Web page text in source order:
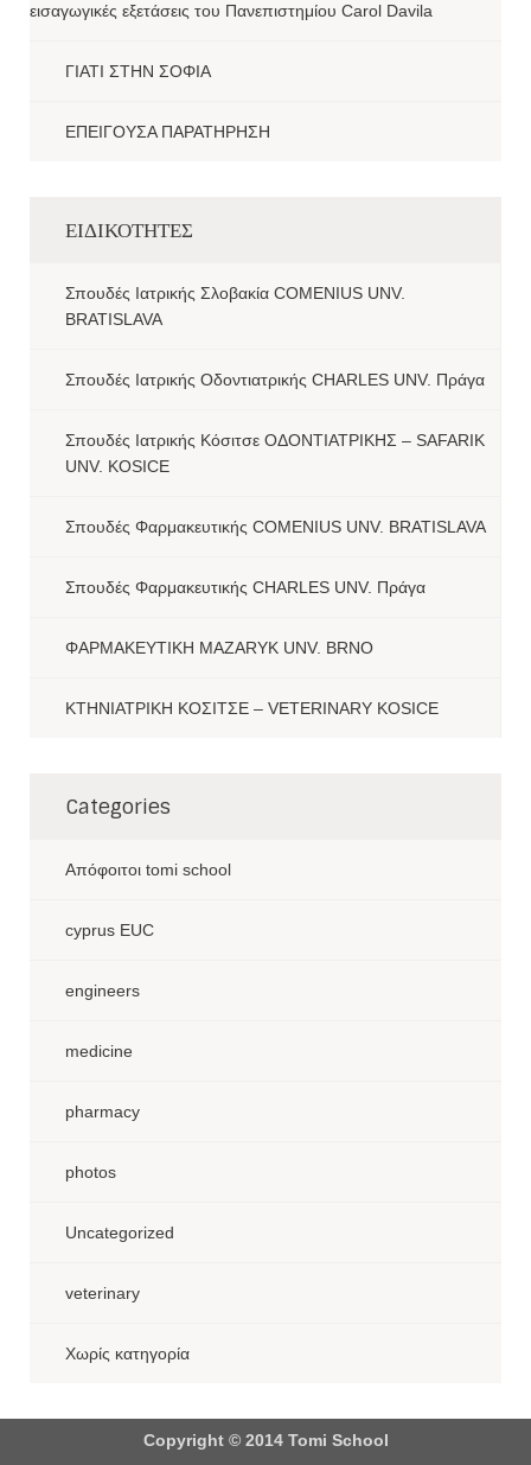
εισαγωγικές εξετάσεις του Πανεπιστημίου Carol Davila
ΓΙΑΤΙ ΣΤΗΝ ΣΟΦΙΑ
ΕΠΕΙΓΟΥΣΑ ΠΑΡΑΤΗΡΗΣΗ
ΕΙΔΙΚΟΤΗΤΕΣ
Σπουδές Ιατρικής Σλοβακία COMENIUS UNV.
BRATISLAVA
Σπουδές Ιατρικής Οδοντιατρικής CHARLES UNV. Πράγα
Σπουδές Ιατρικής Κόσιτσε ΟΔΟΝΤΙΑΤΡΙΚΗΣ – SAFARIK
UNV. KOSICE
Σπουδές Φαρμακευτικής COMENIUS UNV. BRATISLAVA
Σπουδές Φαρμακευτικής CHARLES UNV. Πράγα
ΦΑΡΜΑΚΕΥΤΙΚΗ MAZARYK UNV. BRNO
ΚΤΗΝΙΑΤΡΙΚΗ ΚΟΣΙΤΣΕ – VETERINARY KOSICE
Categories
Aπόφοιτοι tomi school
cyprus EUC
engineers
medicine
pharmacy
photos
Uncategorized
veterinary
Χωρίς κατηγορία
Copyright © 2014 Tomi School